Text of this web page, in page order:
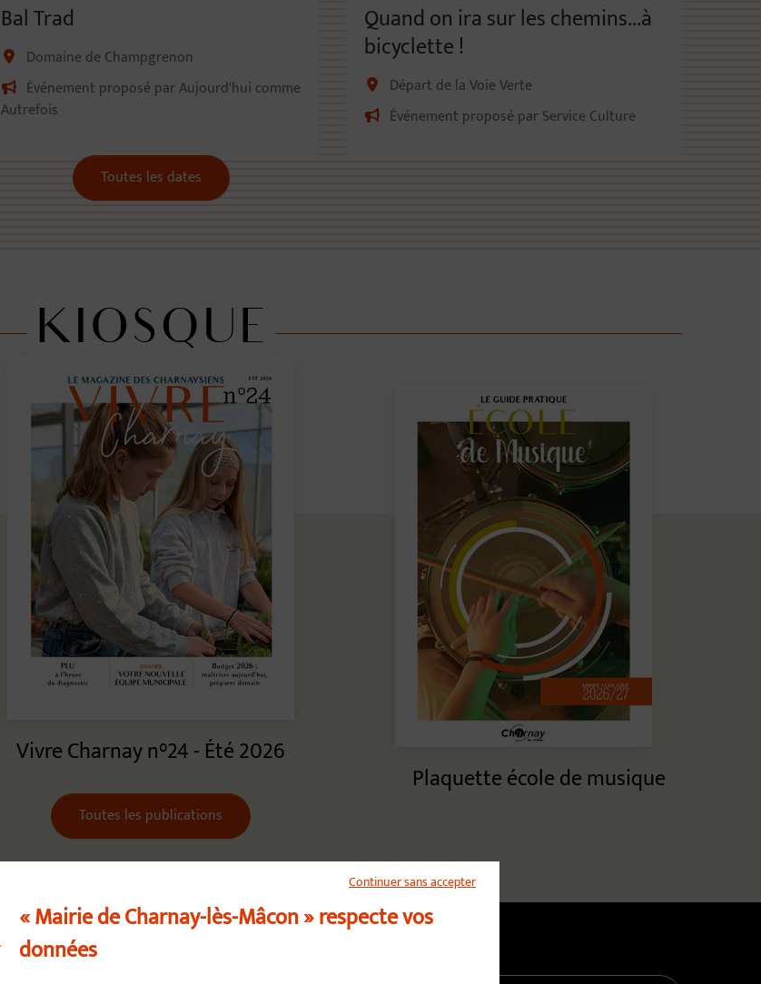
Bal Trad
Domaine de Champgrenon
Événement proposé par Aujourd'hui comme
Autrefois
Quand on ira sur les chemins...à
bicyclette !
Départ de la Voie Verte
Événement proposé par Service Culture
Toutes les dates
KIOSQUE
Vivre Charnay n°24 - Été 2026
Plaquette école de musique
Toutes les publications
Continuer sans accepter
« Mairie de Charnay-lès-Mâcon » respecte vos
données